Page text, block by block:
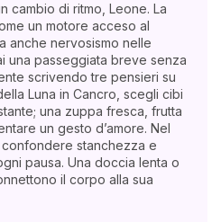
cambio di ritmo, Leone. La
un motore acceso al
anche nervosismo nelle
una passeggiata breve senza
scrivendo tre pensieri su
Luna in Cancro, scegli cibi
una zuppa fresca, frutta
un gesto d’amore. Nel
stanchezza e
pausa. Una doccia lenta o
il corpo alla sua